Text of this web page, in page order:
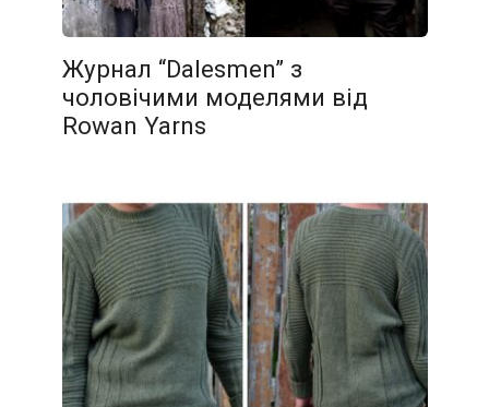
Журнал “Dalesmen” з
чоловічими моделями від
Rowan Yarns